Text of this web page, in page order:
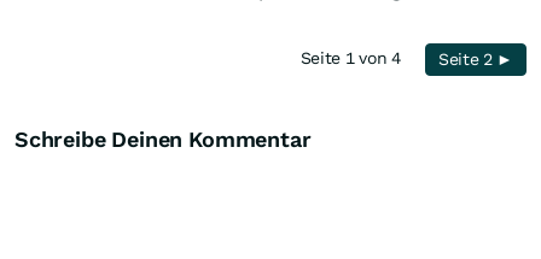
Seite 1 von 4 Seite 2 ►
Schreibe Deinen Kommentar